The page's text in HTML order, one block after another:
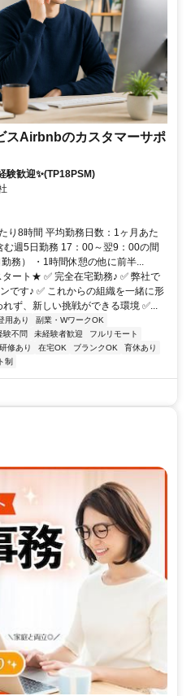
Airbnbのカスタマーサポ
験歓迎✨(TP18PSM)
り8時間 平均勤務日数：1ヶ月あた
週5日勤務 17：00～翌9：00の間
務） ・1時間休憩の他に前半...
ート★ ✅ 完全在宅勤務♪ ✅ 弊社で
です♪ ✅ これからの組織を一緒に形
ず、新しい挑戦ができる環境 ✅...
用あり
副業・WワークOK
験不問 未経験者歓迎
フルリモート
研修あり 在宅OK ブランクOK
育休あり
制